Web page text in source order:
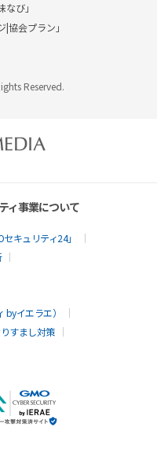
び」
協会プラン」
Reserved.
ィ事業について
キュリティ24」
イエラエ）
すまし対策